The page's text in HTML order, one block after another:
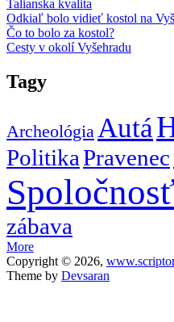
Talianska kvalita
Odkiaľ bolo vidieť kostol na
Čo to bolo za kostol?
Cesty v okolí Vyšehradu
Tagy
Archeológia Autá
PolitikaPravenec
zábava
More
Copyright © 2026,
Theme by Devsaran